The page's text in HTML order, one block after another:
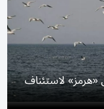
«هرمز» لاستئناف